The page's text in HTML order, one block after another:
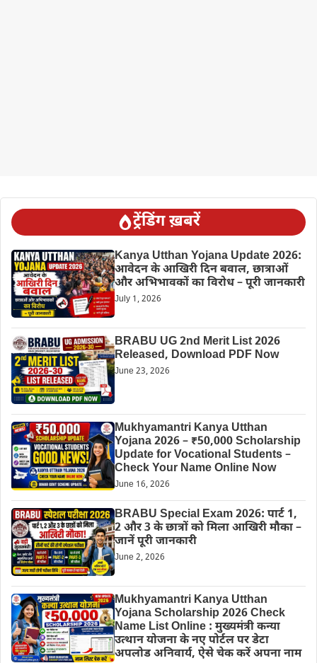
ट्रेंडिंग ख़बरें
Kanya Utthan Yojana Update 2026:
आवेदन के आखिरी दिन बवाल, छात्राओं
और अभिभावकों का विरोध – पूरी जानकारी
July 1, 2026
BRABU UG 2nd Merit List 2026
Released, Download PDF Now
June 23, 2026
Mukhyamantri Kanya Utthan
Yojana 2026 – ₹50,000 Scholarship
Update for Vocational Students –
Check Your Name Online Now
June 16, 2026
BRABU Special Exam 2026: पार्ट 1,
2 और 3 के छात्रों को मिला आखिरी मौका –
जानें पूरी जानकारी
June 2, 2026
Mukhyamantri Kanya Utthan
Yojana Scholarship 2026 Check
Name List Online : मुख्यमंत्री कन्या
उत्थान योजना के नए पोर्टल पर डेटा
अपलोड अनिवार्य, ऐसे चेक करें अपना नाम